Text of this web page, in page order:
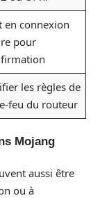
en connexion
pour
les règles de
feu du routeur
Mojang
aussi être
ou à